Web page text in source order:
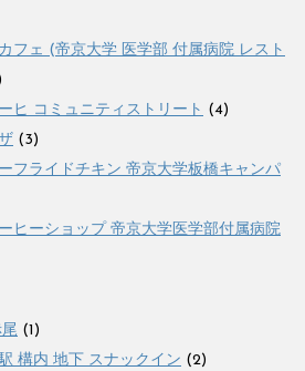
フェ (帝京大学 医学部 付属病院 レスト
ヒ コミュニティストリート (4)
(3)
フライドチキン 帝京大学板橋キャンパ
ヒーショップ 帝京大学医学部付属病院
(1)
構内 地下 スナックイン (2)